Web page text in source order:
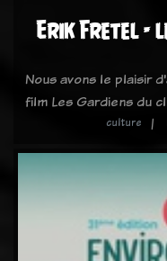
Erik Fretel -
Nous avons le plaisir
film Les Gardiens du
culture